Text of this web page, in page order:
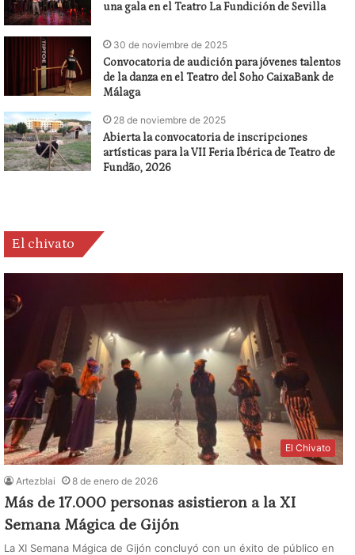
una gala en el Teatro La Fundición de Sevilla
30 de noviembre de 2025
Convocatoria de audición para jóvenes talentos
de la danza en el Teatro del Soho CaixaBank de
Málaga
28 de noviembre de 2025
Abierta la convocatoria de inscripciones
artísticas para la VII Feria Ibérica de Teatro de
Fundão, 2026
El chivato
El Chivato
Artezblai 8 de enero de 2026
Más de 17.000 personas asistieron a la XI
Semana Mágica de Gijón
La XI Semana Mágica de Gijón concluyó con un éxito de público en